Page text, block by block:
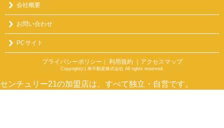
会社概要
お問い合わせ
PCサイト
プライバシーポリシー ｜ 利用規約 ｜アクセスマップ
Copyright(c) 寿不動産株式会社 All rights reserved.
センチュリー21の加盟店は、すべて独立・自営です。